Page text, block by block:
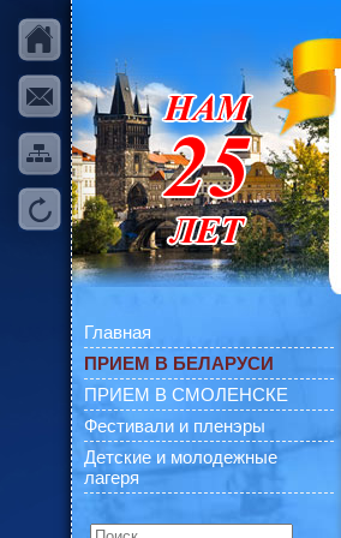
Главная
ПРИЕМ В БЕЛАРУСИ
ПРИЕМ В СМОЛЕНСКЕ
Фестивали и пленэры
Детские и молодежные
лагеря